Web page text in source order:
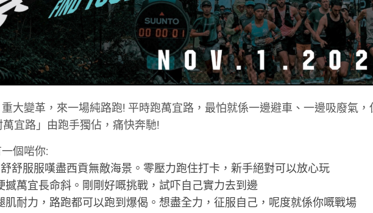
重大變革，來一場純路跑! 平時跑萬宜路，最怕就係一邊避車、一邊吸廢氣，
宜路」由跑手獨佔，痛快奔馳!
個啱你:
舒服服嘆盡西貢無敵海景。零壓力跑住打卡，新手絕對可以放心玩
撼萬宜長命斜。剛剛好嘅挑戰，試吓自己實力去到邊
肌耐力，路跑都可以跑到爆偈。想盡全力，征服自己，呢度就係你嘅戰場